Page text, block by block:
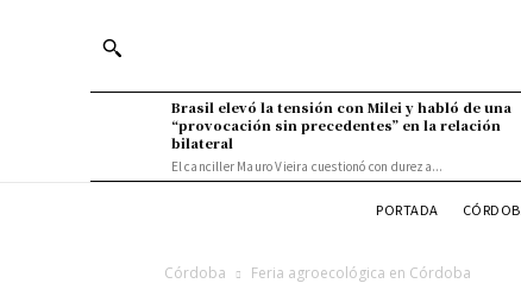
Brasil elevó la tensión con Milei y habló de una
“provocación sin precedentes” en la relación
bilateral
El canciller Mauro Vieira cuestionó con dureza...
PORTADA
Córdoba Feria agroecológica en Córdoba